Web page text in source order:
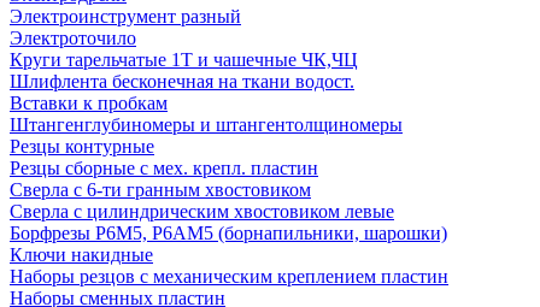
Электроинструмент разный
Электроточило
Круги тарельчатые 1Т и чашечные ЧК,ЧЦ
Шлифлента бесконечная на ткани водост.
Вставки к пробкам
Штангенглубиномеры и штангентолщиномеры
Резцы контурные
Резцы сборные с мех. крепл. пластин
Сверла с 6-ти гранным хвостовиком
Сверла с цилиндрическим хвостовиком левые
Борфрезы Р6М5, Р6АМ5 (борнапильники, шарошки)
Ключи накидные
Наборы резцов с механическим креплением пластин
Наборы сменных пластин